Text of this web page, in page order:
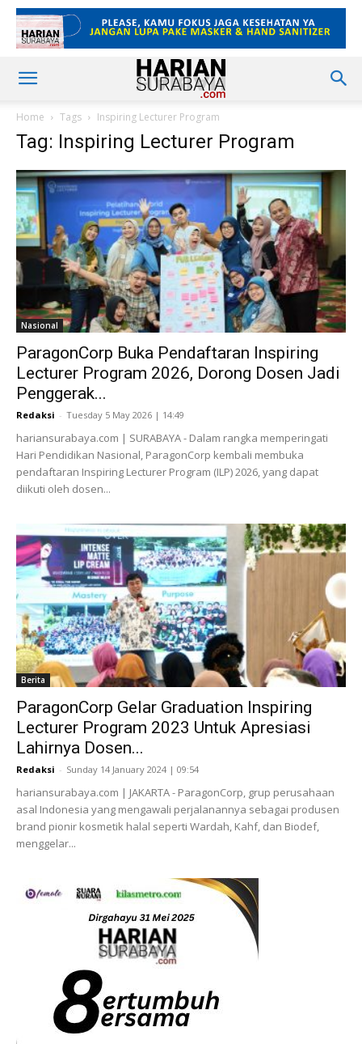
Home Tags Inspiring Lecturer Program
Tag: Inspiring Lecturer Program
Nasional
ParagonCorp Buka Pendaftaran Inspiring
Lecturer Program 2026, Dorong Dosen Jadi
Penggerak...
Redaksi - Tuesday 5 May 2026 | 14:49
hariansurabaya.com | SURABAYA - Dalam rangka memperingati
Hari Pendidikan Nasional, ParagonCorp kembali membuka
pendaftaran Inspiring Lecturer Program (ILP) 2026, yang dapat
diikuti oleh dosen...
Berita
ParagonCorp Gelar Graduation Inspiring
Lecturer Program 2023 Untuk Apresiasi
Lahirnya Dosen...
Redaksi - Sunday 14 January 2024 | 09:54
hariansurabaya.com | JAKARTA - ParagonCorp, grup perusahaan
asal Indonesia yang mengawali perjalanannya sebagai produsen
brand pionir kosmetik halal seperti Wardah, Kahf, dan Biodef,
menggelar...